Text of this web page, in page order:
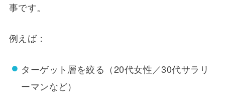
事です。
例えば：
ターゲット層を絞る（20代女性／30代サラリ
ーマンなど）